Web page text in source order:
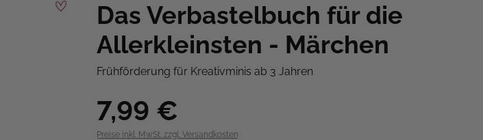
Das Verbastelbuch für die
Allerkleinsten - Märchen
Frühförderung für Kreativminis ab 3 Jahren
7,99 €
Preise inkl. MwSt. zzgl. Versandkosten